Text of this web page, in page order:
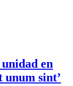
en
unum sint’